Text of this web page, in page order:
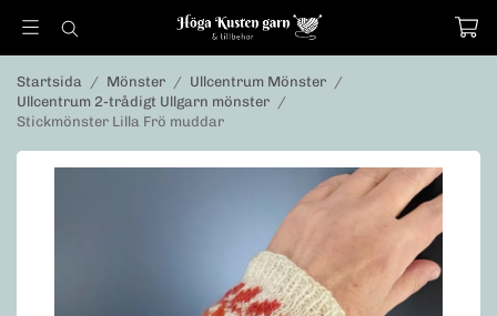
Startsida / Mönster / Ullcentrum Mönster /
Ullcentrum 2-trådigt Ullgarn mönster /
Stickmönster Lilla Frö muddar